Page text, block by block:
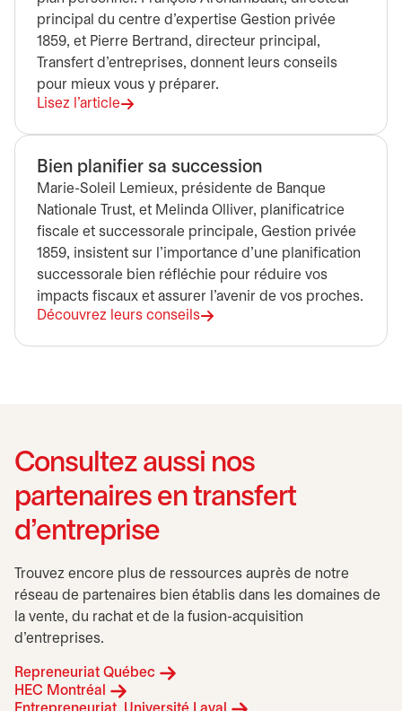
principal du centre d’expertise Gestion privée
1859, et Pierre Bertrand, directeur principal,
Transfert d’entreprises, donnent leurs conseils
pour mieux vous y préparer.
Lisez l’article
Bien planifier sa succession
Marie-Soleil Lemieux, présidente de Banque
Nationale Trust, et Melinda Olliver, planificatrice
fiscale et successorale principale, Gestion privée
1859, insistent sur l’importance d’une planification
successorale bien réfléchie pour réduire vos
impacts fiscaux et assurer l’avenir de vos proches.
Découvrez leurs conseils
Consultez aussi nos
partenaires en transfert
d’entreprise
Trouvez encore plus de ressources auprès de notre
réseau de partenaires bien établis dans les domaines de
la vente, du rachat et de la fusion-acquisition
d’entreprises.
Repreneuriat Québec
HEC Montréal